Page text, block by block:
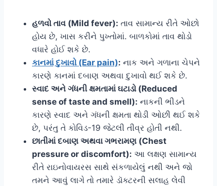
હળવો તાવ (Mild fever): તાવ સામાન્ય રીતે ઓછો
હોય છે, ખાસ કરીને પુખ્તોમાં. બાળકોમાં તાવ થોડો
વધારે હોઈ શકે છે.
કાનમાં દુખાવો (Ear pain): નાક અને ગળાના ચેપને
કારણે કાનમાં દબાણ અથવા દુખાવો થઈ શકે છે.
સ્વાદ અને ગંધની ક્ષમતામાં ઘટાડો (Reduced
sense of taste and smell): નાકની ભીડને
કારણે સ્વાદ અને ગંધની ક્ષમતા થોડી ઓછી થઈ શકે
છે, પરંતુ તે કોવિડ-19 જેટલી તીવ્ર હોતી નથી.
છાતીમાં દબાણ અથવા ગભરામણ (Chest
pressure or discomfort): આ લક્ષણ સામાન્ય
રીતે રાઇનોવાયરસ સાથે સંકળાયેલું નથી અને જો
તમને આવું લાગે તો તમારે ડૉક્ટરની સલાહ લેવી